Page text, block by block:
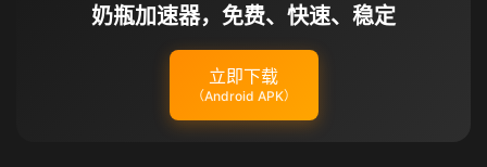
奶瓶加速器，免费、快速、稳定
立即下载
（Android APK）